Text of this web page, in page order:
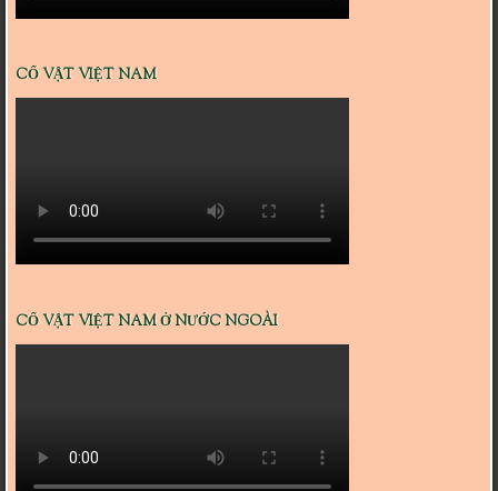
CỔ VẬT VIỆT NAM
CỔ VẬT VIỆT NAM Ở NƯỚC NGOÀI